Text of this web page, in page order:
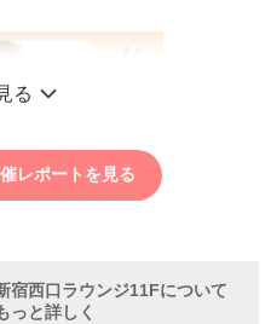
る
レポートを見る
宿西口ラウンジ11Fについて
っと詳しく